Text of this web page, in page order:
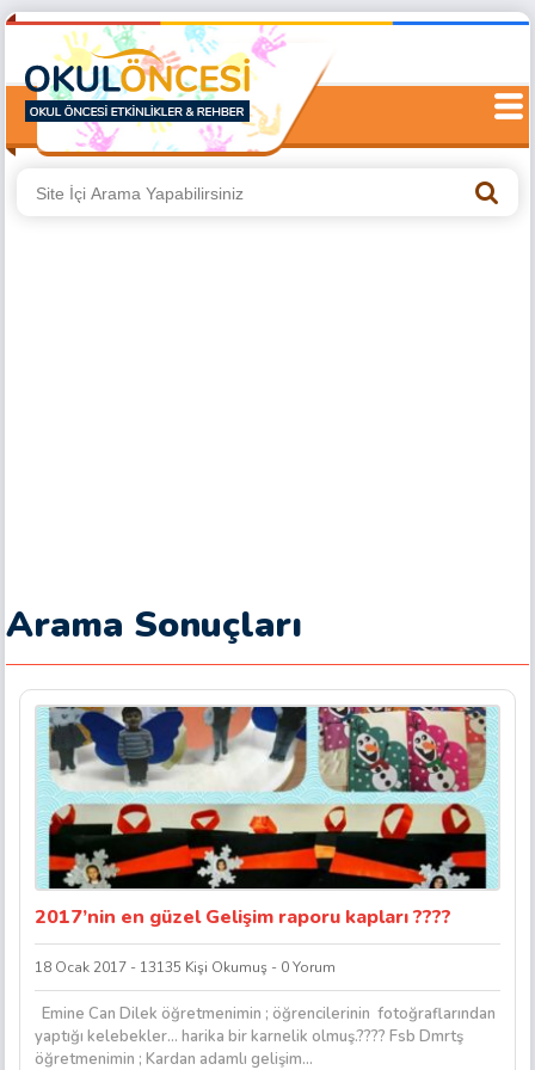
Arama Sonuçları
2017’nin en güzel Gelişim raporu kapları ????
18 Ocak 2017 - 13135 Kişi Okumuş - 0 Yorum
Emine Can Dilek öğretmenimin ; öğrencilerinin fotoğraflarından
yaptığı kelebekler… harika bir karnelik olmuş.???? Fsb Dmrtş
öğretmenimin ; Kardan adamlı gelişim...